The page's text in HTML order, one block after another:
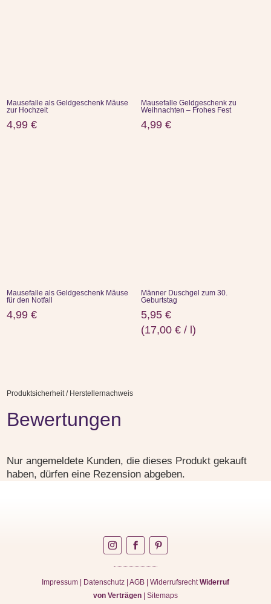
Mausefalle als Geldgeschenk Mäuse
zur Hochzeit
4,99€
Mausefalle Geldgeschenk zu
Weihnachten – Frohes Fest
4,99 €
Mausefalle als Geldgeschenk Mäuse
für den Notfall
4,99€
Männer Duschgel zum 30.
Geburtstag
5,95 €
(17,00 €/ l)
Produktsicherheit / Herstellernachweis
Bewertungen
Nur angemeldete Kunden, die dieses Produkt gekauft
haben, dürfen eine Rezension abgeben.
Impressum| Datenschutz| AGB| WiderrufsrechtWiderruf
von Verträgen| Sitemaps